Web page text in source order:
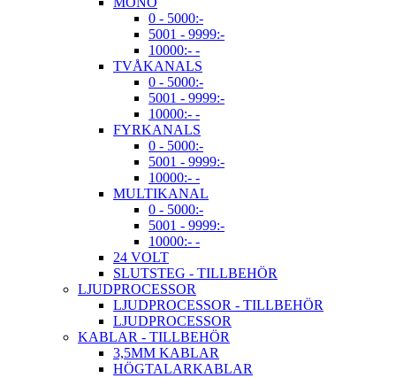
0 - 5000:-
5001 - 9999:-
10000:- -
TVÅKANALS
0 - 5000:-
5001 - 9999:-
10000:- -
FYRKANALS
0 - 5000:-
5001 - 9999:-
10000:- -
MULTIKANAL
0 - 5000:-
5001 - 9999:-
10000:- -
24 VOLT
SLUTSTEG - TILLBEHÖR
LJUDPROCESSOR
LJUDPROCESSOR - TILLBEHÖR
LJUDPROCESSOR
KABLAR - TILLBEHÖR
3,5MM KABLAR
HÖGTALARKABLAR